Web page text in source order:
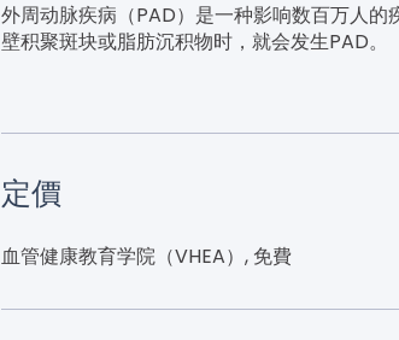
外周动脉疾病（PAD）是一种影响数百万人
壁积聚斑块或脂肪沉积物时，就会发生PAD。
定價
血管健康教育学院（VHEA）, 免費